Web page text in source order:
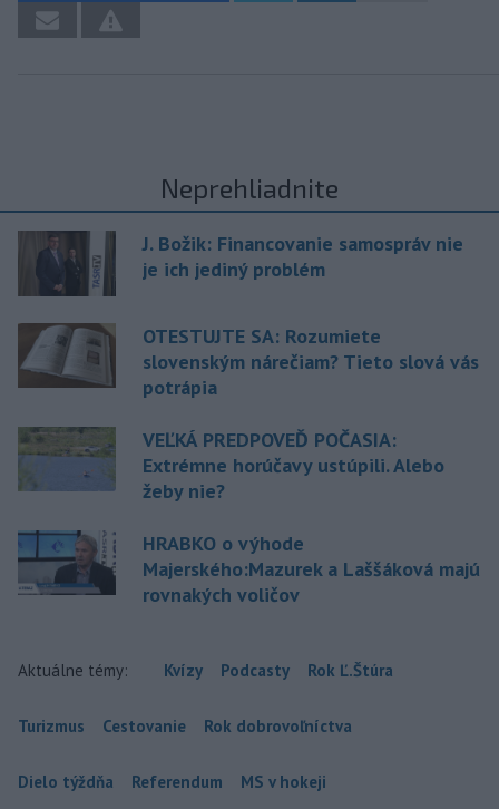
Neprehliadnite
J. Božik: Financovanie samospráv nie
je ich jediný problém
OTESTUJTE SA: Rozumiete
slovenským nárečiam? Tieto slová vás
potrápia
VEĽKÁ PREDPOVEĎ POČASIA:
Extrémne horúčavy ustúpili. Alebo
žeby nie?
HRABKO o výhode
Majerského:Mazurek a Laššáková majú
rovnakých voličov
Aktuálne témy: Kvízy Podcasty Rok Ľ.Štúra
Turizmus Cestovanie Rok dobrovoľníctva
Dielo týždňa Referendum MS v hokeji